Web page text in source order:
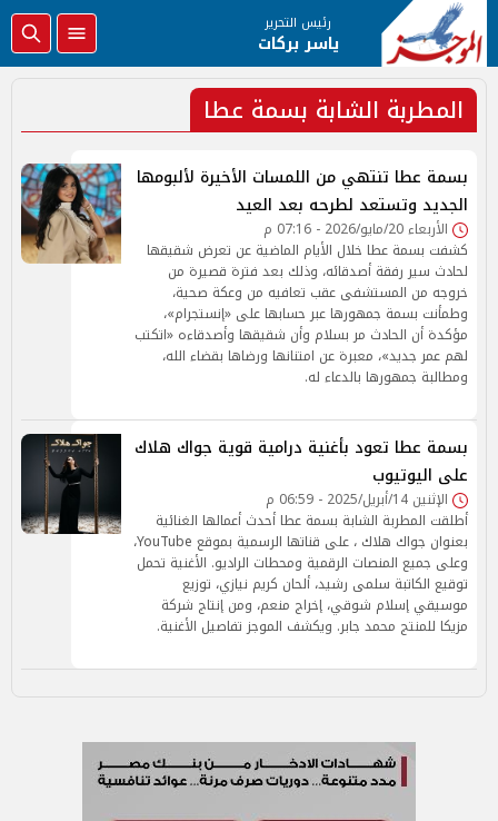
رئيس التحرير
ياسر بركات
المطربة الشابة بسمة عطا
بسمة عطا تنتهي من اللمسات الأخيرة لألبومها
الجديد وتستعد لطرحه بعد العيد
الأربعاء 20/مايو/2026 - 07:16 م
كشفت بسمة عطا خلال الأيام الماضية عن تعرض شقيقها
لحادث سير رفقة أصدقائه، وذلك بعد فترة قصيرة من
خروجه من المستشفى عقب تعافيه من وعكة صحية،
وطمأنت بسمة جمهورها عبر حسابها على «إنستجرام»،
مؤكدة أن الحادث مر بسلام وأن شقيقها وأصدقاءه «اتكتب
لهم عمر جديد»، معبرة عن امتنانها ورضاها بقضاء الله،
ومطالبة جمهورها بالدعاء له.
بسمة عطا تعود بأغنية درامية قوية جواك هلاك
على اليوتيوب
الإثنين 14/أبريل/2025 - 06:59 م
أطلقت المطربة الشابة بسمة عطا أحدث أعمالها الغنائية
بعنوان جواك هلاك ، على قناتها الرسمية بموقع YouTube،
وعلى جميع المنصات الرقمية ومحطات الراديو. الأغنية تحمل
توقيع الكاتبة سلمى رشيد، ألحان كريم نيازي، توزيع
موسيقي إسلام شوقي، إخراج منعم، ومن إنتاج شركة
مزيكا للمنتج محمد جابر. ويكشف الموجز تفاصيل الأغنية.